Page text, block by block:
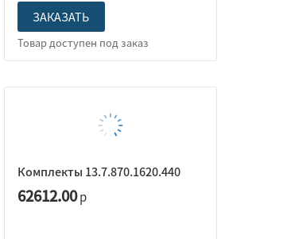
ЗАКАЗАТЬ
Комплекты 13.7.870.1620.440
62612.00р